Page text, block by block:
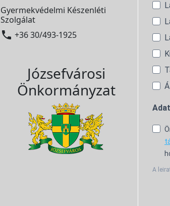
Gyermekvédelmi Készenléti
Szolgálat
 +36 30/493-1925
Józsefvárosi
Önkormányzat
A